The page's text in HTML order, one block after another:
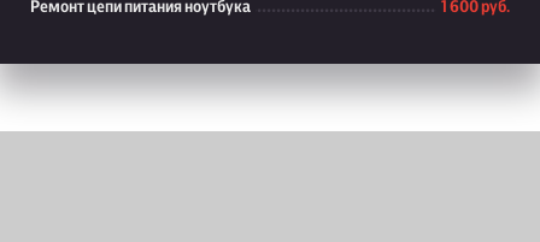
Ремонт цепи питания ноутбука 1 600 руб.